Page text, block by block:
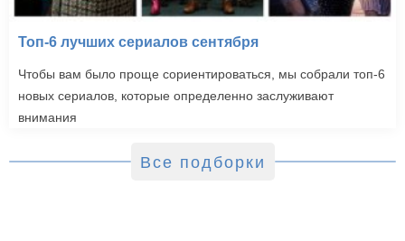
Топ-6 лучших сериалов сентября
Чтобы вам было проще сориентироваться, мы собрали топ-6
новых сериалов, которые определенно заслуживают
внимания
Все подборки